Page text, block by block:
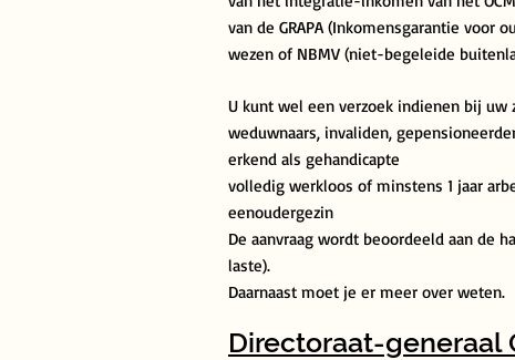
van de GRAPA (Inkomensgarantie voor
wezen of NBMV (niet-begeleide
U kunt wel een verzoek indienen bij uw
weduwnaars, invaliden,
erkend als gehandicapte
volledig werkloos of minstens 1 jaar
eenoudergezin
De aanvraag wordt beoordeeld aan de
laste).
Daarnaast moet je er meer over weten.
Directoraat-generaal